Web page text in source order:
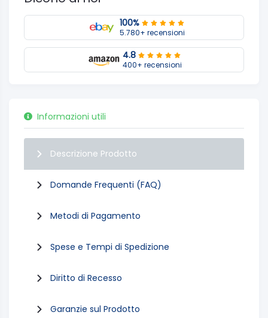
100%
5.780+ recensioni
4.8
400+ recensioni
Informazioni utili
Descrizione Prodotto
Domande Frequenti (FAQ)
Metodi di Pagamento
Spese e Tempi di Spedizione
Diritto di Recesso
Garanzie sul Prodotto